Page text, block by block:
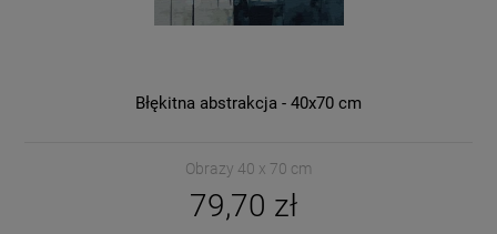
Błękitna abstrakcja - 40x70 cm
Obrazy 40 x 70 cm
79,70 zł